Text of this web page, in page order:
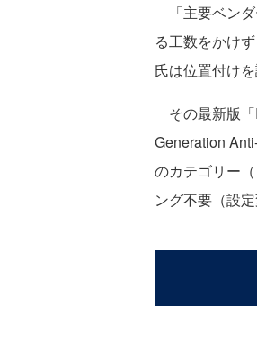
「主要ベン
る工数をかけ
氏は位置付けを
その最新版
Generation
のカテゴリー
ング不要（設